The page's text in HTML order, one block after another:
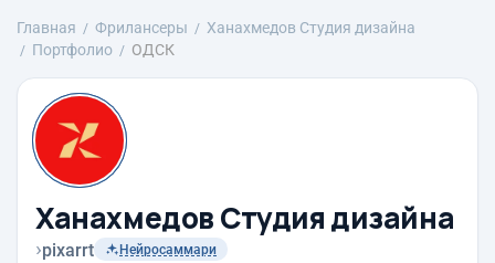
Главная Фрилансеры
Ханахмедов Студия дизайна
Портфолио
ОДСК
Ханахмедов Студия дизайна
›pixarrt Нейросаммари